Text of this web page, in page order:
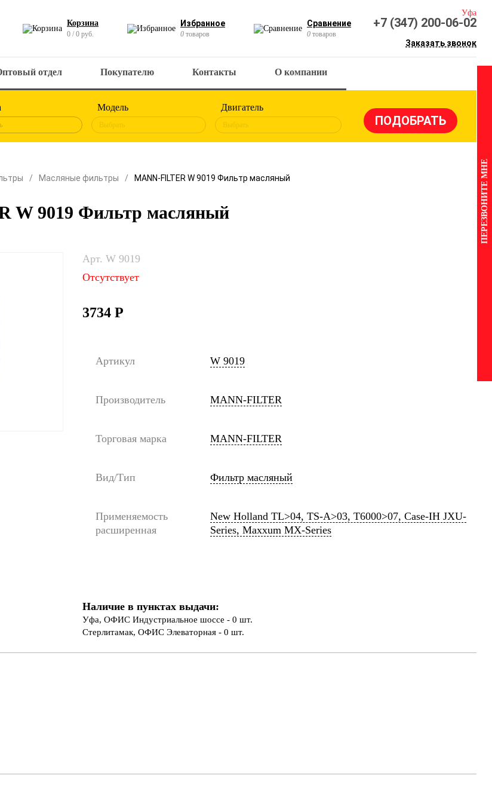
Корзина
0 / 0 руб.
Избранное
0 товаров
Сравнение
0 товаров
Уфа
+7 (347) 200-06-02
Заказать звонок
отдел Покупателю Контакты О компании
Модель
Выбрать
Двигатель
Выбрать
Масляные фильтры MANN-FILTER W 9019 Фильтр масляный
W 9019 Фильтр масляный
Арт. W 9019
Отсутствует
3734 Р
Артикул W 9019
Производитель MANN-FILTER
Торговая марка MANN-FILTER
Вид/Тип Фильтр масляный
Применяемость
расширенная
New Holland TL>04, TS-A>03, T6000>07, Case-IH JXU-
Series, Maxxum MX-Series
Наличие в пунктах выдачи:
Уфа, ОФИС Индустриальное шоссе - 0 шт.
Стерлитамак, ОФИС Элеваторная - 0 шт.
ПЕРЕЗВОНИТЕ МНЕ